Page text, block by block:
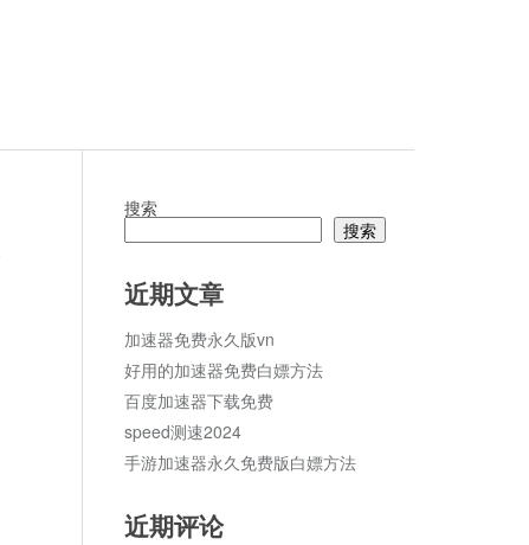
搜索
搜索
近期文章
加速器免费永久版vn
好用的加速器免费白嫖方法
百度加速器下载免费
speed测速2024
手游加速器永久免费版白嫖方法
近期评论